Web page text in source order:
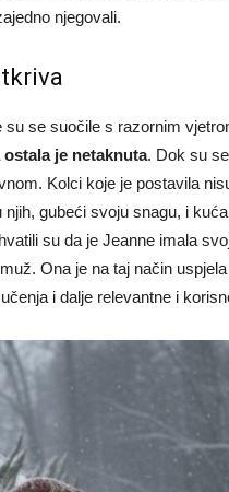
njegovali.
se suočile s razornim
je netaknuta. Dok su
Kolci koje je postavila
gubeći svoju snagu, i
su da je Jeanne imala
Ona je na taj način
i dalje relevantne i